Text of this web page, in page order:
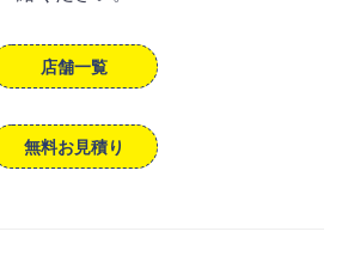
店舗一覧
無料お見積り